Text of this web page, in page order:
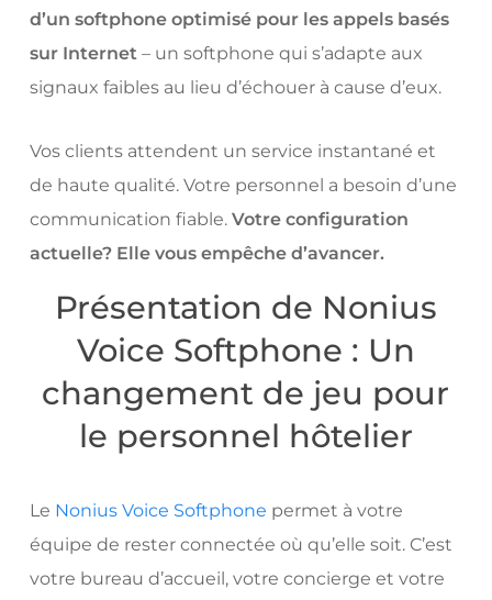
d’un softphone optimisé pour les appels basés
sur Internet– un softphone qui s’adapte aux
signaux faibles au lieu d’échouer à cause d’eux.
Vos clients attendent un service instantané et
de haute qualité. Votre personnel a besoin d’une
communication fiable. Votre configuration
actuelle? Elle vous empêche d’avancer.
Présentation de Nonius
Voice Softphone : Un
changement de jeu pour
le personnel hôtelier
Le Nonius Voice Softphone permet à votre
équipe de rester connectée où qu’elle soit. C’est
votre bureau d’accueil, votre concierge et votre